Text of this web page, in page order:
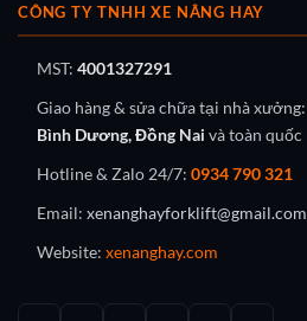
CÔNG TY TNHH XE NÂNG HAY
MST: 4001327291
Giao hàng & sửa chữa tại nhà xưởng:
Bình Dương, Đồng Nai và toàn quốc
Hotline & Zalo 24/7: 0934 790 321
Email: xenanghayforklift@gmail.com
Website: xenanghay.com